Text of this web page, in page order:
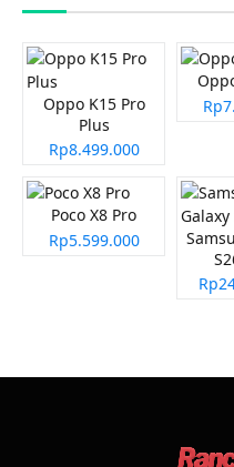
Oppo K15 Pro
Plus
Rp8.499.000
Poco X8 Pro
Rp5.599.000